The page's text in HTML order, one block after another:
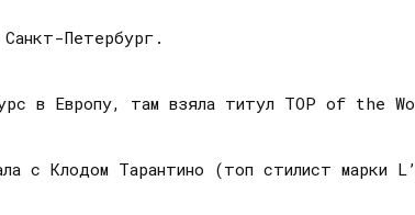
Петербург.
в Европу, там взяла титул TOP of the
с Клодом Тарантино (топ стилист марки